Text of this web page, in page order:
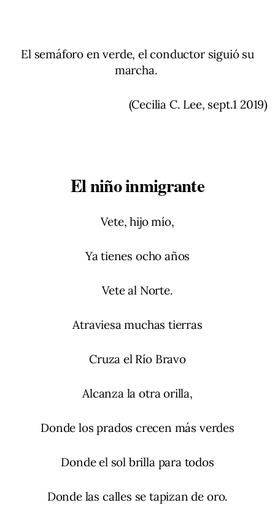
El semáforo en verde, el conductor siguió su
marcha.
(Cecilia C. Lee, sept.1 2019)
El niño inmigrante
Vete, hijo mío,
Ya tienes ocho años
Vete al Norte.
Atraviesa muchas tierras
Cruza el Río Bravo
Alcanza la otra orilla,
Donde los prados crecen más verdes
Donde el sol brilla para todos
Donde las calles se tapizan de oro.